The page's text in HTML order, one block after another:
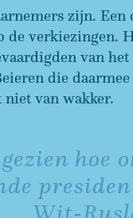
zijn.
de verkiezingen.
van
die
van wakker.
hoe